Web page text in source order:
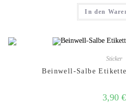
In den
Sticker
Beinwell-Salbe
3,90 €